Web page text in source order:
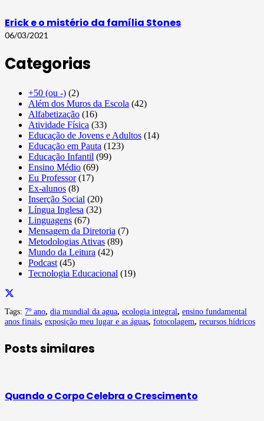
Erick e o mistério da família Stones
06/03/2021
Categorias
+50 (ou -) (2)
Além dos Muros da Escola (42)
Alfabetização (16)
Atividade Física (33)
Educação de Jovens e Adultos (14)
Educação em Pauta (123)
Educação Infantil (99)
Ensino Médio (69)
Eu Professor(17)
Ex-alunos (8)
Inserção Social (20)
Língua Inglesa (32)
Linguagens (67)
Mensagem da Diretoria (7)
Metodologias Ativas (89)
Mundo da Leitura (42)
Podcast (45)
Tecnologia Educacional (19)
Tags: 7º ano, dia mundial da agua, ecologia integral, ensino fundamental
anos finais, exposição meu lugar e as águas, fotocolagem, recursos hídricos
Posts similares
Quando o Corpo Celebra o Crescimento